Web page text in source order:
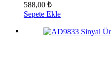
588,00 ₺
Sepete Ekle